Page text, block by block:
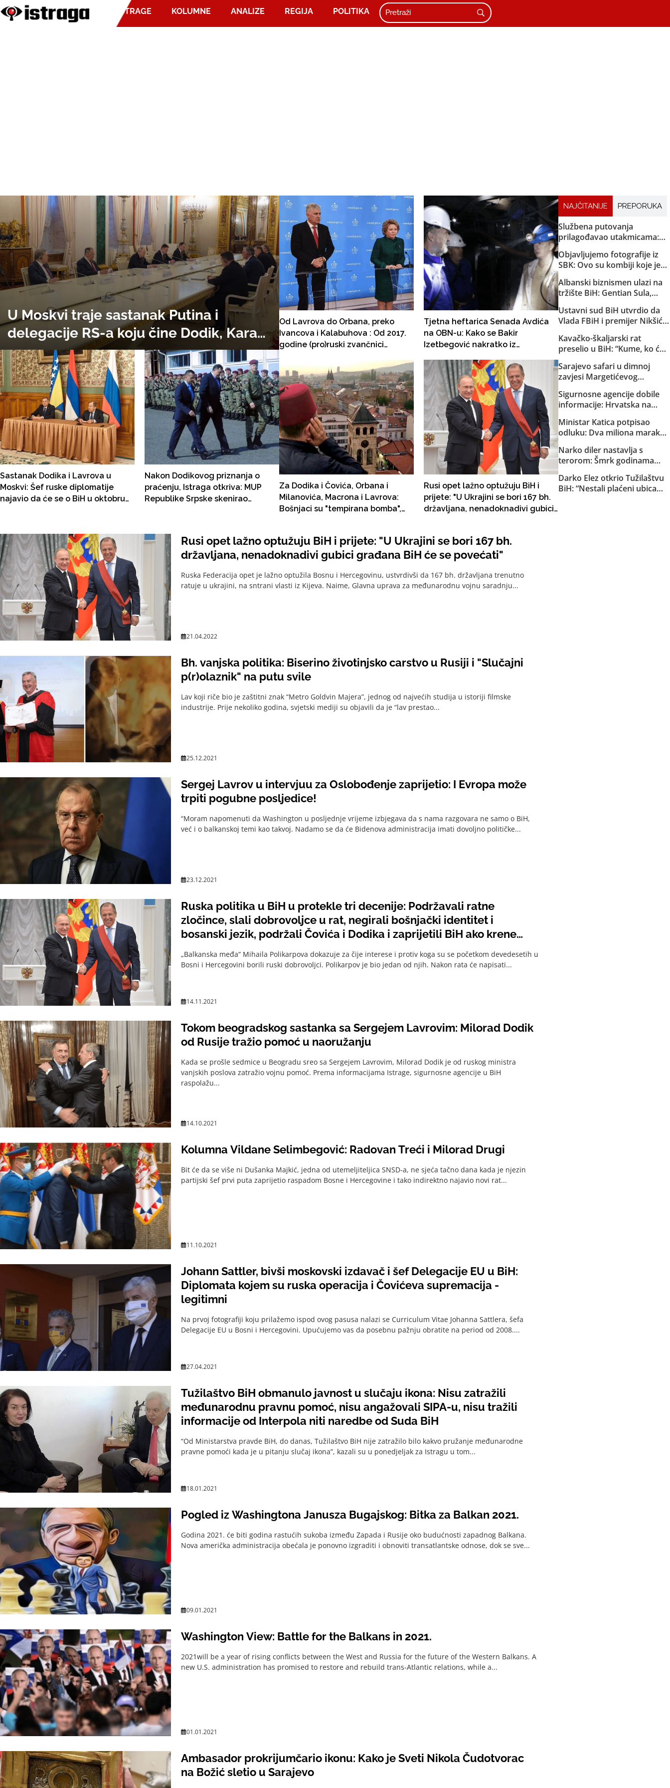
ISTRAGE KOLUMNE ANALIZE REGIJA POLITIKA
U Moskvi traje sastanak Putina i
delegacije RS-a koju čine Dodik, Karan
i Stevandić
Sastanak Dodika i Lavrova u
Moskvi: Šef ruske diplomatije
najavio da će se o BiH u oktobru
Nakon Dodikovog priznanja o
praćenju, Istraga otkriva: MUP
Republike Srpske skenirao
Britaniji, Njemačkoj, Austriji,
Ukrajini ...
Od Lavrova do Orbana, preko
Ivancova i Kalabuhova : Od 2017.
godine (pro)ruski zvančnici
predstavljanju" Hrvata!
Tjetna heftarica Senada Avdića
na OBN-u: Kako se Bakir
Izetbegović nakratko iz
Za Dodika i Čovića, Orbana i
Milanovića, Macrona i Lavrova:
Bošnjaci su "tempirana bomba",
politiku" i "ugrožavaju kršćanstvo"
Rusi opet lažno optužuju BiH i
prijete: "U Ukrajini se bori 167 bh.
državljana, nenadoknadivi gubici
NAJČITANIJE PREPORUKA
Službena putovanja
prilagođavao utakmicama:
državnom trošku pratio
reprezentaciju BiH
Objavljujemo fotografije iz
SBK: Ovo su kombiji koje je
Republike Srpske za akciju u
Bugojnu!
Albanski biznismen ulazi na
tržište BiH: Gentian Sula,
u dvije države, dobio licencu
DERK-a za trgovinu strujom
Ustavni sud BiH utvrdio da
Vlada FBiH i premijer Nikšić
odluka: Sud obavijestio
državno Tužilaštvo
Kavačko-škaljarski rat
preselio u BiH: “Kume, ko će
Sarajevo safari u dimnoj
zavjesi Margetićevog
medijski spektakl i nula
konkretnih dokaza
Sigurnosne agencije dobile
informacije: Hrvatska na
centar kako bi u BiH mogla
ilegalno prebacivati migrante
Ministar Katica potpisao
odluku: Dva miliona maraka
osiguranje helikoptera MUP-
a KS
Narko diler nastavlja s
terorom: Šmrk godinama
Sarajlije i snima svoje
brutalne akcije!
Darko Elez otkrio Tužilaštvu
BiH: “Nestali plaćeni ubica
Rusi opet lažno optužuju BiH i prijete: "U Ukrajini se bori 167 bh.
državljana, nenadoknadivi gubici građana BiH će se povećati"
Ruska Federacija opet je lažno optužila Bosnu i Hercegovinu, ustvrdivši da 167 bh. državljana trenutno
ratuje u ukrajini, na sntrani vlasti iz Kijeva. Naime, Glavna uprava za međunarodnu vojnu saradnju...
21.04.2022
Bh. vanjska politika: Biserino životinjsko carstvo u Rusiji i "Slučajni
p(r)olaznik" na putu svile
Lav koji riče bio je zaštitni znak “Metro Goldvin Majera”, jednog od najvećih studija u istoriji filmske
industrije. Prije nekoliko godina, svjetski mediji su objavili da je “lav prestao...
25.12.2021
Sergej Lavrov u intervjuu za Oslobođenje zaprijetio: I Evropa može
trpiti pogubne posljedice!
“Moram napomenuti da Washington u posljednje vrijeme izbjegava da s nama razgovara ne samo o BiH,
već i o balkanskoj temi kao takvoj. Nadamo se da će Bidenova administracija imati dovoljno političke...
23.12.2021
Ruska politika u BiH u protekle tri decenije: Podržavali ratne
zločince, slali dobrovoljce u rat, negirali bošnjački identitet i
bosanski jezik, podržali Čovića i Dodika i zaprijetili BiH ako krene
„Balkanska međa“ Mihaila Polikarpova dokazuje za čije interese i protiv koga su se početkom devedesetih u
Bosni i Hercegovini borili ruski dobrovoljci. Polikarpov je bio jedan od njih. Nakon rata će napisati...
14.11.2021
Tokom beogradskog sastanka sa Sergejem Lavrovim: Milorad Dodik
od Rusije tražio pomoć u naoružanju
Kada se prošle sedmice u Beogradu sreo sa Sergejem Lavrovim, Milorad Dodik je od ruskog ministra
vanjskih poslova zatražio vojnu pomoć. Prema informacijama Istrage, sigurnosne agencije u BiH
raspolažu...
14.10.2021
Kolumna Vildane Selimbegović: Radovan Treći i Milorad Drugi
Bit će da se više ni Dušanka Majkić, jedna od utemeljiteljica SNSD-a, ne sjeća tačno dana kada je njezin
partijski šef prvi puta zaprijetio raspadom Bosne i Hercegovine i tako indirektno najavio novi rat...
11.10.2021
Johann Sattler, bivši moskovski izdavač i šef Delegacije EU u BiH:
Diplomata kojem su ruska operacija i Čovićeva supremacija -
legitimni
Na prvoj fotografiji koju prilažemo ispod ovog pasusa nalazi se Curriculum Vitae Johanna Sattlera, šefa
Delegacije EU u Bosni i Hercegovini. Upućujemo vas da posebnu pažnju obratite na period od 2008....
27.04.2021
Tužilaštvo BiH obmanulo javnost u slučaju ikona: Nisu zatražili
međunarodnu pravnu pomoć, nisu angažovali SIPA-u, nisu tražili
informacije od Interpola niti naredbe od Suda BiH
“Od Ministarstva pravde BiH, do danas, Tužilaštvo BiH nije zatražilo bilo kakvo pružanje međunarodne
pravne pomoći kada je u pitanju slučaj ikona”, kazali su u ponedjeljak za Istragu u tom...
18.01.2021
Pogled iz Washingtona Janusza Bugajskog: Bitka za Balkan 2021.
Godina 2021. će biti godina rastućih sukoba između Zapada i Rusije oko budućnosti zapadnog Balkana.
Nova američka administracija obećala je ponovno izgraditi i obnoviti transatlantske odnose, dok se sve...
09.01.2021
Washington View: Battle for the Balkans in 2021.
2021will be a year of rising conflicts between the West and Russia for the future of the Western Balkans. A
new U.S. administration has promised to restore and rebuild trans-Atlantic relations, while a...
01.01.2021
Ambasador prokrijumčario ikonu: Kako je Sveti Nikola Čudotvorac
na Božić sletio u Sarajevo